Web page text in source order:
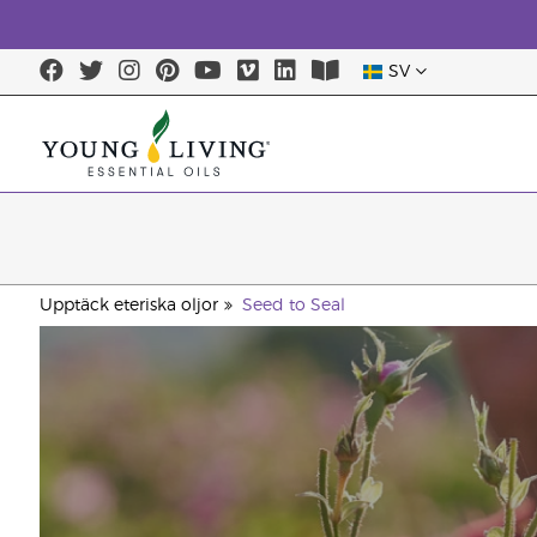
SV
Upptäck eteriska oljor Seed to Seal